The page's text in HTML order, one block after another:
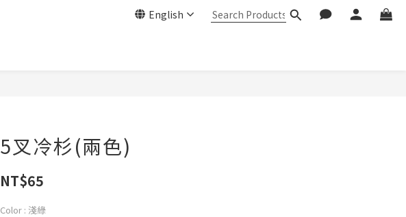
English
5叉冷杉(兩色)
NT$65
Color : 淺綠